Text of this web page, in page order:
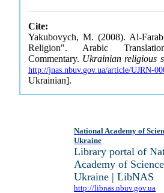
Cite:
Yakubovych, M. (2008). Al-
Religion". Arabic
Commentary. Ukrainian religious
http://jnas.nbuv.gov.ua/article/UJRN-
Ukrainian].
National Academy of
Ukraine
Library portal of
Academy of
Ukraine | LibNAS
http://libnas.nbuv.gov.ua